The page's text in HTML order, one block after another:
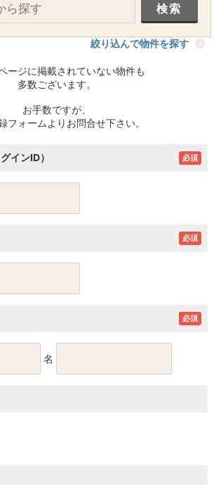
絞り込んで物件を探す
ージに掲載されていない物件も
多数ございます。
お手数ですが、
フォームよりお問合せ下さい。
インID） 必須
必須
必須
名